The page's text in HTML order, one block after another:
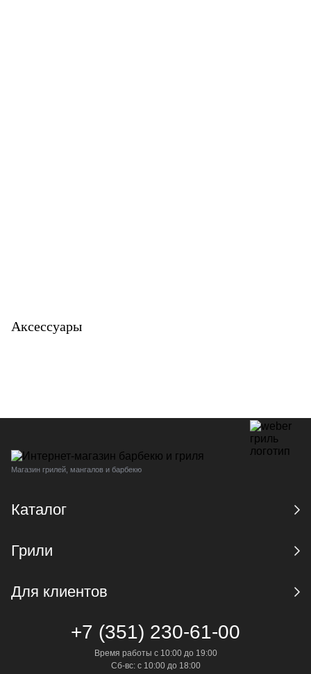
Аксессуары
Магазин грилей, мангалов и барбекю
Каталог
Грили
Для клиентов
+7 (351) 230-61-00
Время работы с 10:00 до 19:00
Сб-вс: с 10:00 до 18:00